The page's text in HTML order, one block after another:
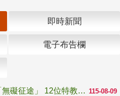
即時新聞
電子布告欄
115-08-09
青年百億海外圓夢基金計畫「無礙征途」 12位特教與弱勢青年勇闖西班牙 跨越感官限制見證生命蛻變